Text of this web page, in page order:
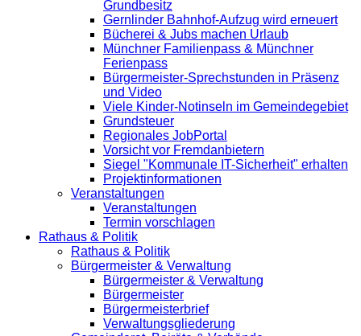
Grundbesitz
Gernlinder Bahnhof-Aufzug wird erneuert
Bücherei & Jubs machen Urlaub
Münchner Familienpass & Münchner
Ferienpass
Bürgermeister-Sprechstunden in Präsenz
und Video
Viele Kinder-Notinseln im Gemeindegebiet
Grundsteuer
Regionales JobPortal
Vorsicht vor Fremdanbietern
Siegel "Kommunale IT-Sicherheit" erhalten
Projektinformationen
Veranstaltungen
Veranstaltungen
Termin vorschlagen
Rathaus & Politik
Rathaus & Politik
Bürgermeister & Verwaltung
Bürgermeister & Verwaltung
Bürgermeister
Bürgermeisterbrief
Verwaltungsgliederung